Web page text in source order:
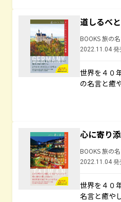
道しるべ
BOOKS 旅の
2022.11.04 発
世界を４０
の名言と癒
心に寄り
BOOKS 旅の
2022.11.04 発
世界を４０
名言と癒や